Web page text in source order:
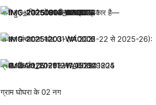
चोरी हुए अभिलेखों का विवरण इस प्रकार है—
खसरा पांचशाला खंड 01 (वर्ष 2021-22 से 2025-26):
ग्राम घोंच के 03 नग
ग्राम घोघरा के 02 नग